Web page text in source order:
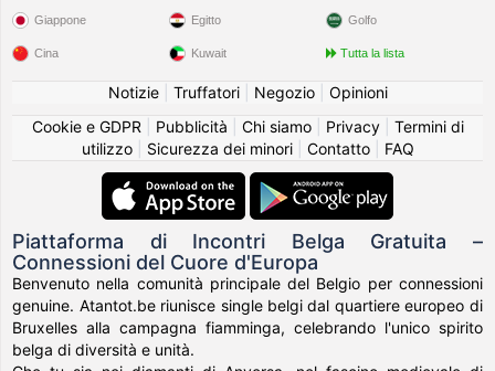
Giappone
Cina
Egitto
Kuwait
Golfo
Tutta la lista
Notizie| Truffatori| Negozio| Opinioni
Cookie e GDPR
Pubblicità Chi siamo| Privacy| Termini di
utilizzo| Sicurezza dei minori| Contatto| FAQ
Piattaforma di Incontri Belga Gratuita –
Connessioni del Cuore d'Europa
Benvenuto nella comunità principale del Belgio per connessioni
genuine. Atantot.be riunisce single belgi dal quartiere europeo di
Bruxelles alla campagna fiamminga, celebrando l'unico spirito
belga di diversità e unità.